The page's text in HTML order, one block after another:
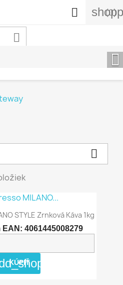
(0)




STYLE Zrnková Káva 1kg
EAN: 4061445008279
KÚPIŤ